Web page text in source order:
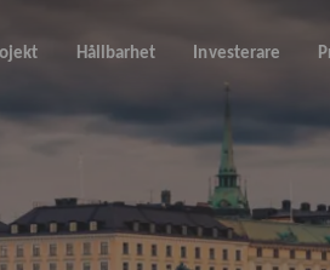
Hållbarhet Investerare